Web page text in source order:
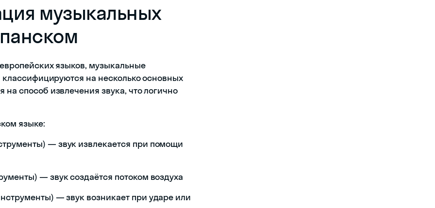
музыкальных
языков, музыкальные
на несколько основных
способ извлечения звука, что логично
языке:
— звук извлекается при помощи
— звук создаётся потоком воздуха
— звук возникает при ударе или